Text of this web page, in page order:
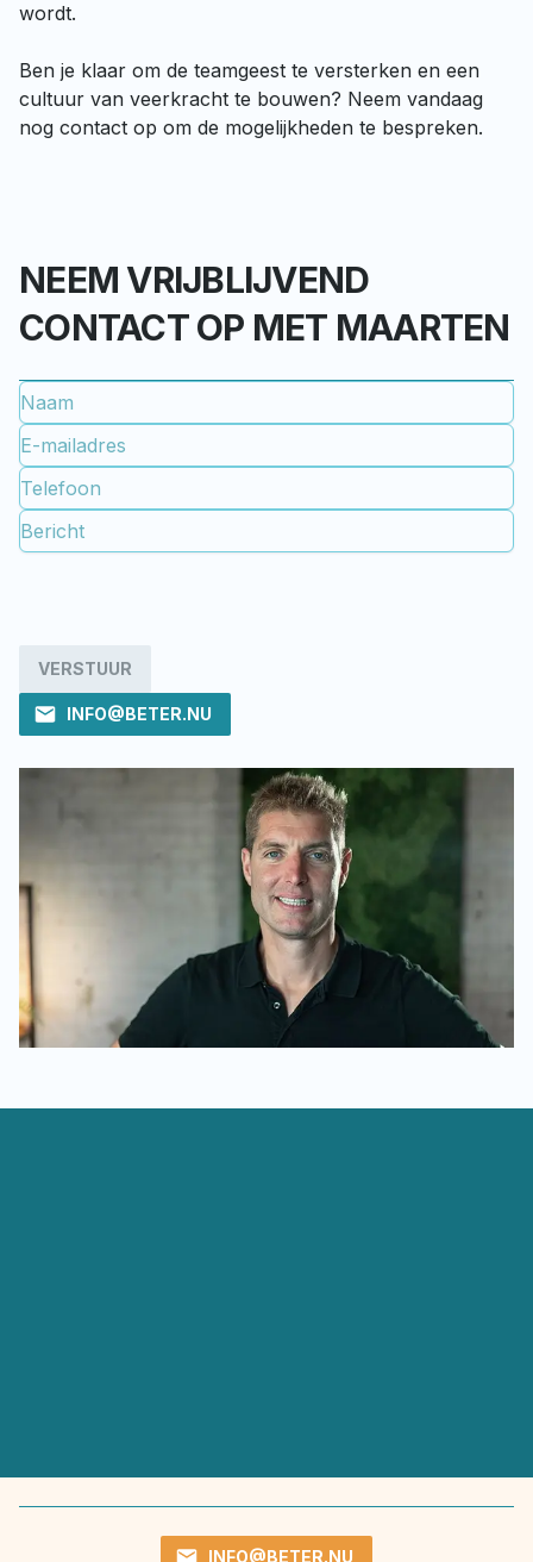
wordt.
Ben je klaar om de teamgeest te versterken en een
cultuur van veerkracht te bouwen? Neem vandaag
nog contact op om de mogelijkheden te bespreken.
NEEM VRIJBLIJVEND
CONTACT OP MET MAARTEN
VERSTUUR
INFO@BETER.NU
INFO@BETER.NU